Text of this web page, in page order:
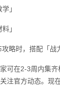
」
」
略时，搭配「战
可在2-3周内集
注官方动态。现